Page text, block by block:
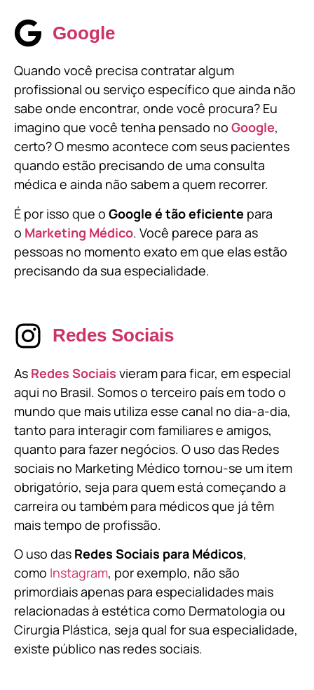
Google
Quando você precisa contratar algum
profissional ou serviço específico que ainda não
sabe onde encontrar, onde você procura? Eu
imagino que você tenha pensado no Google,
certo? O mesmo acontece com seus pacientes
quando estão precisando de uma consulta
médica e ainda não sabem a quem recorrer.
É por isso que o Google é tão eficiente para
o Marketing Médico. Você parece para as
pessoas no momento exato em que elas estão
precisando da sua especialidade.
Redes Sociais
As Redes Sociais vieram para ficar, em especial
aqui no Brasil. Somos o terceiro país em todo o
mundo que mais utiliza esse canal no dia-a-dia,
tanto para interagir com familiares e amigos,
quanto para fazer negócios. O uso das Redes
sociais no Marketing Médico tornou-se um item
obrigatório, seja para quem está começando a
carreira ou também para médicos que já têm
mais tempo de profissão.
O uso das Redes Sociais para Médicos,
como Instagram, por exemplo, não são
primordiais apenas para especialidades mais
relacionadas à estética como Dermatologia ou
Cirurgia Plástica, seja qual for sua especialidade,
existe público nas redes sociais.